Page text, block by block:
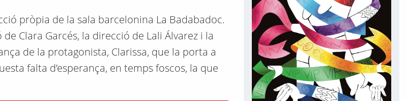
pròpia de la sala barcelonina La Badabadoc.
Clara Garcés, la direcció de Lali Álvarez i la
de la protagonista, Clarissa, que la porta a
falta d’esperança, en temps foscos, la que